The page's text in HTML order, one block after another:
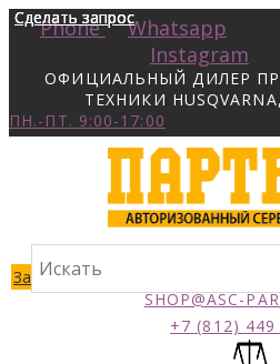
Phone
Whatsapp
Instagram
ОФИЦИАЛЬНЫЙ ДИЛЕР
ТЕХНИКИ
ПН.-ПТ. 9:00-17:00
Заказать звонок
SHOP@ASC-
+7 (812) 449
Сделать запрос
Сделать запрос
Сделать запрос
Сделать запрос